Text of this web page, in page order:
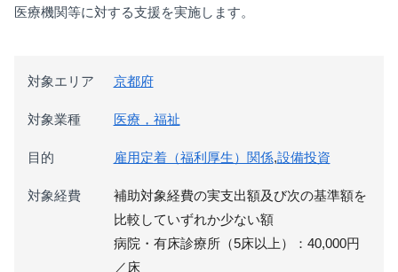
医療機関等に対する支援を実施します。
対象エリア 京都府
対象業種 医療，福祉
目的 雇用定着（福利厚生）関係,設備投資
対象経費
補助対象経費の実支出額及び次の基準額を
比較していずれか少ない額
病院・有床診療所（5床以上）：40,000円
／床